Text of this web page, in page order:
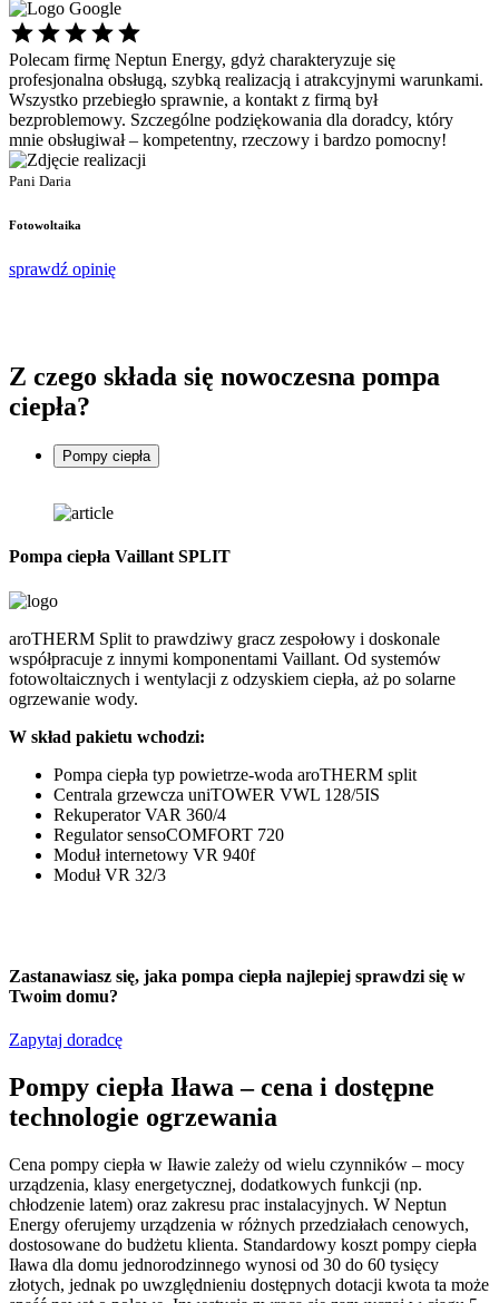
Polecam firmę Neptun Energy, gdyż charakteryzuje się
profesjonalna obsługą, szybką realizacją i atrakcyjnymi warunkami.
Wszystko przebiegło sprawnie, a kontakt z firmą był
bezproblemowy. Szczególne podziękowania dla doradcy, który
mnie obsługiwał – kompetentny, rzeczowy i bardzo pomocny!
Pani Daria
Fotowoltaika
sprawdź opinię
Z czego składa się nowoczesna pompa
ciepła?
Pompy ciepła
Pompa ciepła Vaillant SPLIT
aroTHERM Split to prawdziwy gracz zespołowy i doskonale
współpracuje z innymi komponentami Vaillant. Od systemów
fotowoltaicznych i wentylacji z odzyskiem ciepła, aż po solarne
ogrzewanie wody.
W skład pakietu wchodzi:
Pompa ciepła typ powietrze-woda aroTHERM split
Centrala grzewcza uniTOWER VWL 128/5IS
Rekuperator VAR 360/4
Regulator sensoCOMFORT 720
Moduł internetowy VR 940f
Moduł VR 32/3
Zastanawiasz się, jaka pompa ciepła najlepiej sprawdzi się w
Twoim domu?
Zapytaj doradcę
Pompy ciepła Iława – cena i dostępne
technologie ogrzewania
Cena pompy ciepła w Iławie zależy od wielu czynników – mocy
urządzenia, klasy energetycznej, dodatkowych funkcji (np.
chłodzenie latem) oraz zakresu prac instalacyjnych. W Neptun
Energy oferujemy urządzenia w różnych przedziałach cenowych,
dostosowane do budżetu klienta. Standardowy koszt pompy ciepła
Iława dla domu jednorodzinnego wynosi od 30 do 60 tysięcy
złotych, jednak po uwzględnieniu dostępnych dotacji kwota ta może